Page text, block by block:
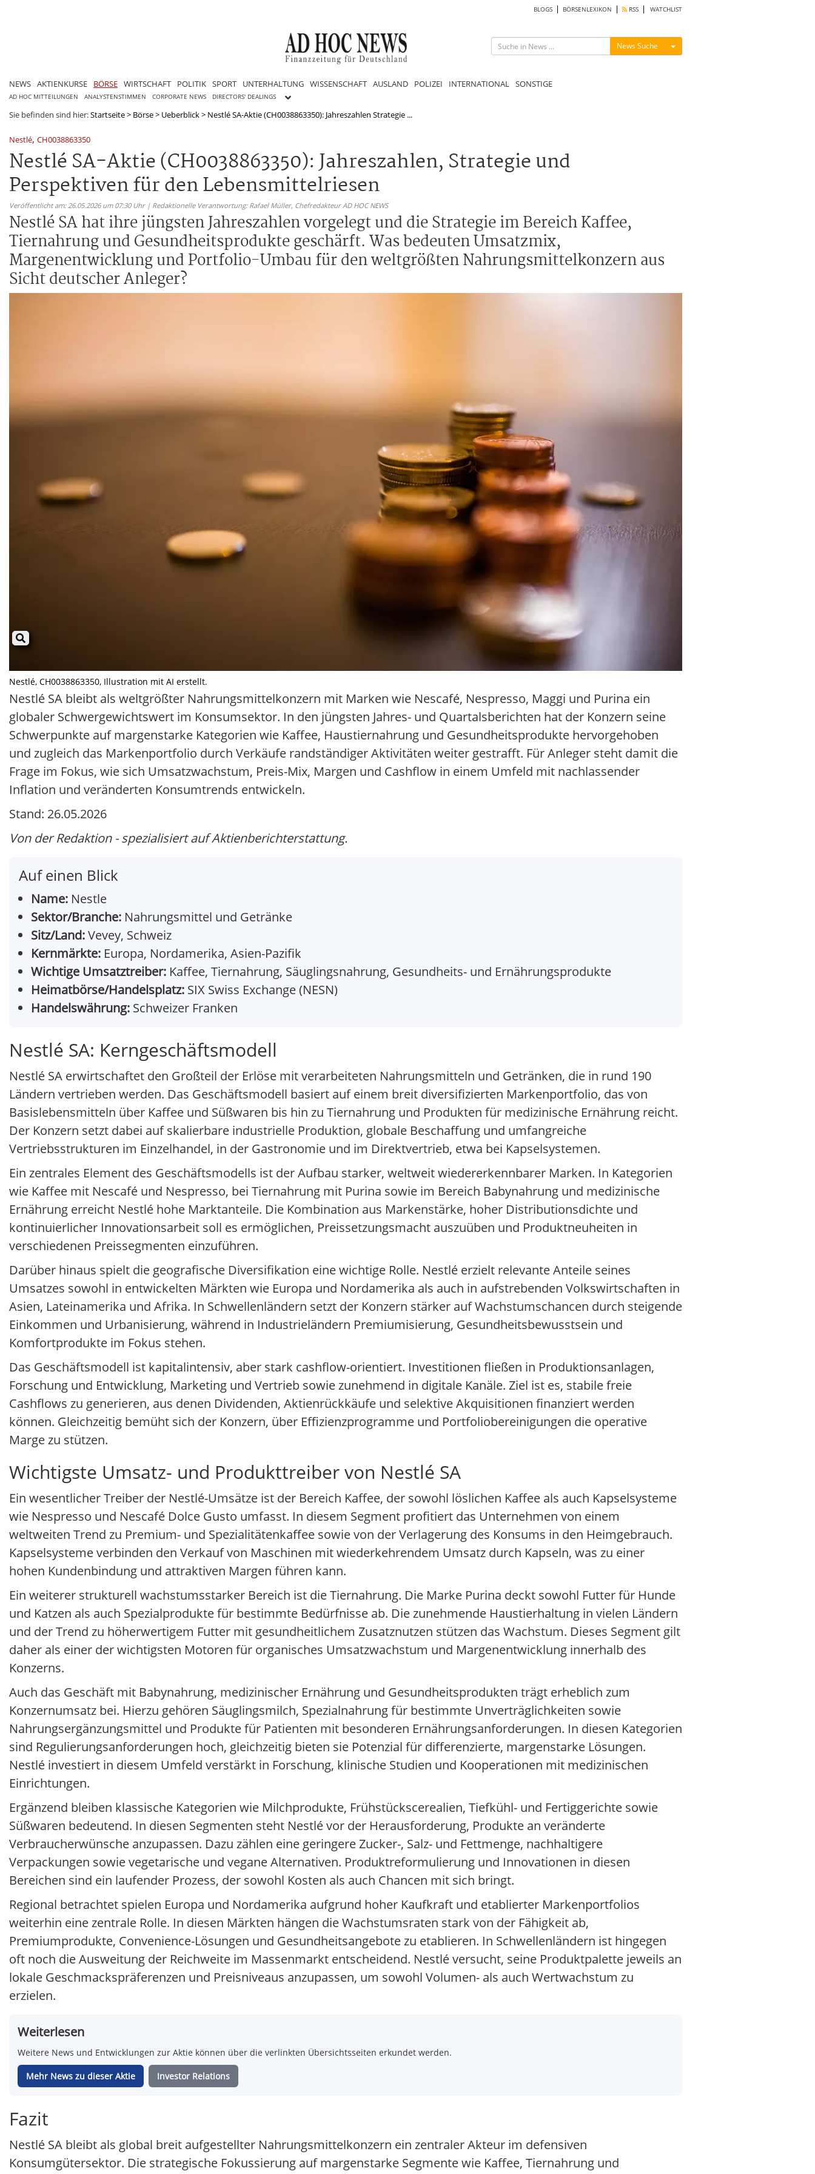
BLOGS BÖRSENLEXIKON RSS WATCHLIST
News Suche Menü ein-/ausblenden
NEWS AKTIENKURSE BÖRSE WIRTSCHAFT POLITIK SPORT UNTERHALTUNG WISSENSCHAFT AUSLAND POLIZEI INTERNATIONAL SONSTIGE
AD HOC MITTEILUNGEN ANALYSTENSTIMMEN CORPORATE NEWS DIRECTORS' DEALINGS
Sie befinden sind hier:Startseite> Börse> Ueberblick> Nestlé SA-Aktie (CH0038863350): Jahreszahlen Strategie ...
Nestlé, CH0038863350
Nestlé SA-Aktie (CH0038863350): Jahreszahlen, Strategie und
Perspektiven für den Lebensmittelriesen
Veröffentlicht am: 26.05.2026 um 07:30 Uhr | Redaktionelle Verantwortung: Rafael Müller, Chefredakteur AD HOC NEWS
Nestlé SA hat ihre jüngsten Jahreszahlen vorgelegt und die Strategie im Bereich Kaffee,
Tiernahrung und Gesundheitsprodukte geschärft. Was bedeuten Umsatzmix,
Margenentwicklung und Portfolio-Umbau für den weltgrößten Nahrungsmittelkonzern aus
Sicht deutscher Anleger?
Nestlé, CH0038863350, Illustration mit AI erstellt.
Nestlé SA bleibt als weltgrößter Nahrungsmittelkonzern mit Marken wie Nescafé, Nespresso, Maggi und Purina ein
globaler Schwergewichtswert im Konsumsektor. In den jüngsten Jahres- und Quartalsberichten hat der Konzern seine
Schwerpunkte auf margenstarke Kategorien wie Kaffee, Haustiernahrung und Gesundheitsprodukte hervorgehoben
und zugleich das Markenportfolio durch Verkäufe randständiger Aktivitäten weiter gestrafft. Für Anleger steht damit die
Frage im Fokus, wie sich Umsatzwachstum, Preis-Mix, Margen und Cashflow in einem Umfeld mit nachlassender
Inflation und veränderten Konsumtrends entwickeln.
Stand: 26.05.2026
Von der Redaktion - spezialisiert auf Aktienberichterstattung.
Auf einen Blick
Name: Nestle
Sektor/Branche: Nahrungsmittel und Getränke
Sitz/Land:Vevey, Schweiz
Kernmärkte: Europa, Nordamerika, Asien-Pazifik
Wichtige Umsatztreiber: Kaffee, Tiernahrung, Säuglingsnahrung, Gesundheits- und Ernährungsprodukte
Heimatbörse/Handelsplatz: SIX Swiss Exchange (NESN)
Handelswährung: Schweizer Franken
Nestlé SA: Kerngeschäftsmodell
Nestlé SA erwirtschaftet den Großteil der Erlöse mit verarbeiteten Nahrungsmitteln und Getränken, die in rund 190
Ländern vertrieben werden. Das Geschäftsmodell basiert auf einem breit diversifizierten Markenportfolio, das von
Basislebensmitteln über Kaffee und Süßwaren bis hin zu Tiernahrung und Produkten für medizinische Ernährung reicht.
Der Konzern setzt dabei auf skalierbare industrielle Produktion, globale Beschaffung und umfangreiche
Vertriebsstrukturen im Einzelhandel, in der Gastronomie und im Direktvertrieb, etwa bei Kapselsystemen.
Ein zentrales Element des Geschäftsmodells ist der Aufbau starker, weltweit wiedererkennbarer Marken. In Kategorien
wie Kaffee mit Nescafé und Nespresso, bei Tiernahrung mit Purina sowie im Bereich Babynahrung und medizinische
Ernährung erreicht Nestlé hohe Marktanteile. Die Kombination aus Markenstärke, hoher Distributionsdichte und
kontinuierlicher Innovationsarbeit soll es ermöglichen, Preissetzungsmacht auszuüben und Produktneuheiten in
verschiedenen Preissegmenten einzuführen.
Darüber hinaus spielt die geografische Diversifikation eine wichtige Rolle. Nestlé erzielt relevante Anteile seines
Umsatzes sowohl in entwickelten Märkten wie Europa und Nordamerika als auch in aufstrebenden Volkswirtschaften in
Asien, Lateinamerika und Afrika. In Schwellenländern setzt der Konzern stärker auf Wachstumschancen durch steigende
Einkommen und Urbanisierung, während in Industrieländern Premiumisierung, Gesundheitsbewusstsein und
Komfortprodukte im Fokus stehen.
Das Geschäftsmodell ist kapitalintensiv, aber stark cashflow-orientiert. Investitionen fließen in Produktionsanlagen,
Forschung und Entwicklung, Marketing und Vertrieb sowie zunehmend in digitale Kanäle. Ziel ist es, stabile freie
Cashflows zu generieren, aus denen Dividenden, Aktienrückkäufe und selektive Akquisitionen finanziert werden
können. Gleichzeitig bemüht sich der Konzern, über Effizienzprogramme und Portfoliobereinigungen die operative
Marge zu stützen.
Wichtigste Umsatz- und Produkttreiber von Nestlé SA
Ein wesentlicher Treiber der Nestlé-Umsätze ist der Bereich Kaffee, der sowohl löslichen Kaffee als auch Kapselsysteme
wie Nespresso und Nescafé Dolce Gusto umfasst. In diesem Segment profitiert das Unternehmen von einem
weltweiten Trend zu Premium- und Spezialitätenkaffee sowie von der Verlagerung des Konsums in den Heimgebrauch.
Kapselsysteme verbinden den Verkauf von Maschinen mit wiederkehrendem Umsatz durch Kapseln, was zu einer
hohen Kundenbindung und attraktiven Margen führen kann.
Ein weiterer strukturell wachstumsstarker Bereich ist die Tiernahrung. Die Marke Purina deckt sowohl Futter für Hunde
und Katzen als auch Spezialprodukte für bestimmte Bedürfnisse ab. Die zunehmende Haustierhaltung in vielen Ländern
und der Trend zu höherwertigem Futter mit gesundheitlichem Zusatznutzen stützen das Wachstum. Dieses Segment gilt
daher als einer der wichtigsten Motoren für organisches Umsatzwachstum und Margenentwicklung innerhalb des
Konzerns.
Auch das Geschäft mit Babynahrung, medizinischer Ernährung und Gesundheitsprodukten trägt erheblich zum
Konzernumsatz bei. Hierzu gehören Säuglingsmilch, Spezialnahrung für bestimmte Unverträglichkeiten sowie
Nahrungsergänzungsmittel und Produkte für Patienten mit besonderen Ernährungsanforderungen. In diesen Kategorien
sind Regulierungsanforderungen hoch, gleichzeitig bieten sie Potenzial für differenzierte, margenstarke Lösungen.
Nestlé investiert in diesem Umfeld verstärkt in Forschung, klinische Studien und Kooperationen mit medizinischen
Einrichtungen.
Ergänzend bleiben klassische Kategorien wie Milchprodukte, Frühstückscerealien, Tiefkühl- und Fertiggerichte sowie
Süßwaren bedeutend. In diesen Segmenten steht Nestlé vor der Herausforderung, Produkte an veränderte
Verbraucherwünsche anzupassen. Dazu zählen eine geringere Zucker-, Salz- und Fettmenge, nachhaltigere
Verpackungen sowie vegetarische und vegane Alternativen. Produktreformulierung und Innovationen in diesen
Bereichen sind ein laufender Prozess, der sowohl Kosten als auch Chancen mit sich bringt.
Regional betrachtet spielen Europa und Nordamerika aufgrund hoher Kaufkraft und etablierter Markenportfolios
weiterhin eine zentrale Rolle. In diesen Märkten hängen die Wachstumsraten stark von der Fähigkeit ab,
Premiumprodukte, Convenience-Lösungen und Gesundheitsangebote zu etablieren. In Schwellenländern ist hingegen
oft noch die Ausweitung der Reichweite im Massenmarkt entscheidend. Nestlé versucht, seine Produktpalette jeweils an
lokale Geschmackspräferenzen und Preisniveaus anzupassen, um sowohl Volumen- als auch Wertwachstum zu
erzielen.
Weiterlesen
Weitere News und Entwicklungen zur Aktie können über die verlinkten Übersichtsseiten erkundet werden.
Mehr News zu dieser Aktie Investor Relations
Fazit
Nestlé SA bleibt als global breit aufgestellter Nahrungsmittelkonzern ein zentraler Akteur im defensiven
Konsumgütersektor. Die strategische Fokussierung auf margenstarke Segmente wie Kaffee, Tiernahrung und